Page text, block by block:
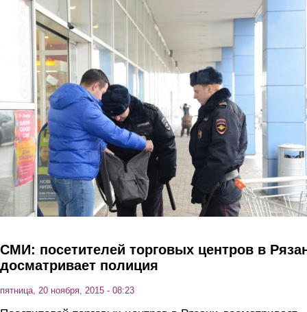
Перейти к основному содержанию
СМИ: посетителей торговых центров в
досматривает полиция
пятница, 20 ноября, 2015 - 08:23